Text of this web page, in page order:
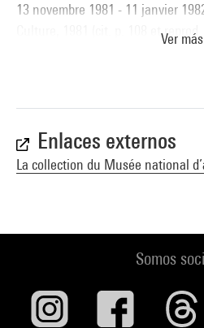
13 novembre 1981 - 11 janvier
Culture, 1981 (cit. p. 108 et reprod.
Jean Messagier à Saint-Ursanne :
16 juin - 18 août 1984. - Saint-
octobre - 17 novembre 1985. -
Ver más
Enlaces externos
La collection du Musée national
Somos